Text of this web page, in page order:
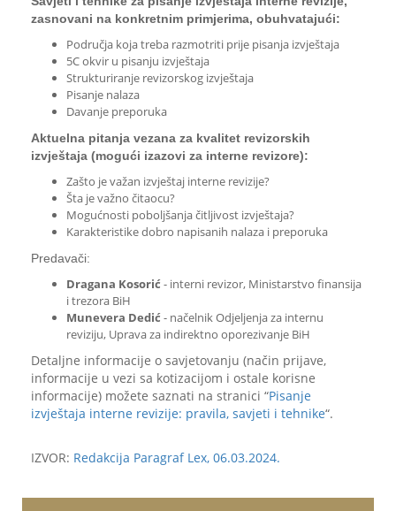
zasnovani na konkretnim primjerima, obuhvatajući:
Područja koja treba razmotriti prije pisanja izvještaja
5C okvir u pisanju izvještaja
Strukturiranje revizorskog izvještaja
Pisanje nalaza
Davanje preporuka
Aktuelna pitanja vezana za kvalitet revizorskih
izvještaja (mogući izazovi za interne revizore):
Zašto je važan izvještaj interne revizije?
Šta je važno čitaocu?
Mogućnosti poboljšanja čitljivost izvještaja?
Karakteristike dobro napisanih nalaza i preporuka
Predavači:
Dragana Kosorić- interni revizor, Ministarstvo finansija
i trezora BiH
Munevera Dedić- načelnik Odjeljenja za internu
reviziju, Uprava za indirektno oporezivanje BiH
Detaljne informacije o savjetovanju (način prijave,
informacije u vezi sa kotizacijom i ostale korisne
informacije) možete saznati na stranici “Pisanje
izvještaja interne revizije: pravila, savjeti i tehnike“.
IZVOR: Redakcija Paragraf Lex, 06.03.2024.